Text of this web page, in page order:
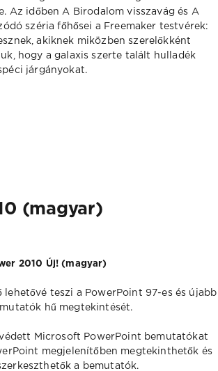
Az időben A Birodalom visszavág és A
széria főhősei a Freemaker testvérek:
akiknek miközben szerelőkként
hogy a galaxis szerte talált hulladék
járgányokat.
(magyar)
2010 Új! (magyar)
teszi a PowerPoint 97-es és újabb
hű megtekintését.
Microsoft PowerPoint bemutatókat
megjelenítőben megtekinthetők és
a bemutatók.